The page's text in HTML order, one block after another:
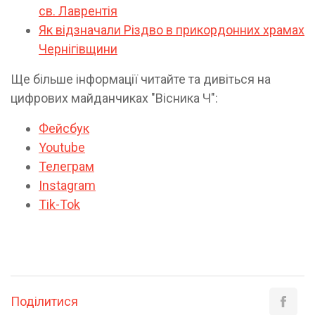
св. Лаврентія
Як відзначали Різдво в прикордонних храмах
Чернігівщини
Ще більше інформації читайте та дивіться на
цифрових майданчиках "Вісника Ч":
Фейсбук
Youtube
Телеграм
Instagram
Tik-Tok
Поділитися